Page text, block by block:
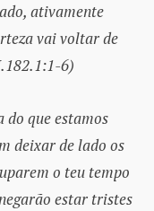
ativamente
vai voltar de
6)
do que estamos
deixar de lado os
o teu tempo
estar tristes